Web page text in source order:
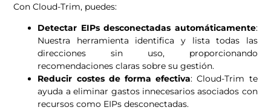
Con Cloud-Trim, puedes:
Detectar EIPs desconectadas automáticamente:
Nuestra herramienta identifica y lista todas las
direcciones sin uso, proporcionando
recomendaciones claras sobre su gestión.
Reducir costes de forma efectiva: Cloud-Trim te
ayuda a eliminar gastos innecesarios asociados con
recursos como EIPs desconectadas.